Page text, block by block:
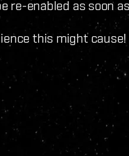
re-enabled as soon
this might cause!